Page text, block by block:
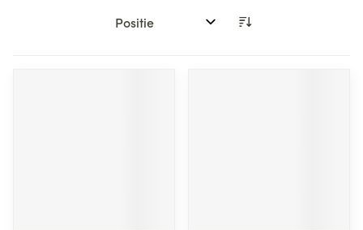
Sorteer op: